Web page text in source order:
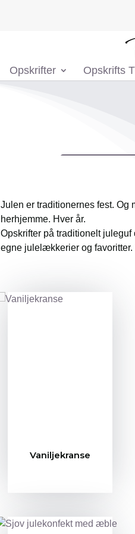
Opskrifter Opskrifts
Julen er traditionernes fest. Og
herhjemme. Hver år.
Opskrifter på traditionelt
egne julelækkerier og
Vaniljekranse